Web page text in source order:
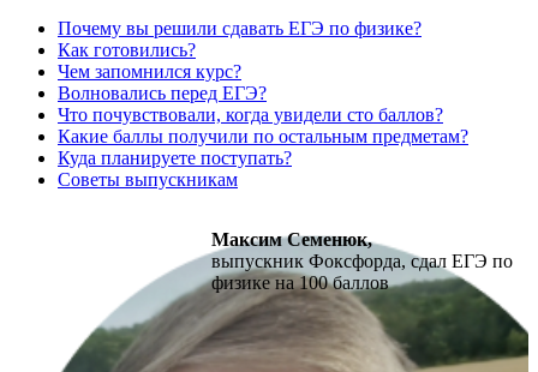
Почему вы решили сдавать ЕГЭ по физике?
Как готовились?
Чем запомнился курс?
Волновались перед ЕГЭ?
Что почувствовали, когда увидели сто баллов?
Какие баллы получили по остальным предметам?
Куда планируете поступать?
Советы выпускникам
Максим Семенюк,
выпускник Фоксфорда, сдал ЕГЭ по
физике на 100 баллов